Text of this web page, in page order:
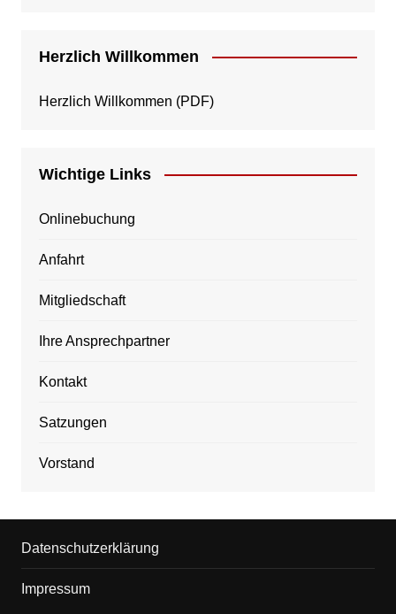
Herzlich Willkommen
Herzlich Willkommen (PDF)
Wichtige Links
Onlinebuchung
Anfahrt
Mitgliedschaft
Ihre Ansprechpartner
Kontakt
Satzungen
Vorstand
Datenschutzerklärung
Impressum